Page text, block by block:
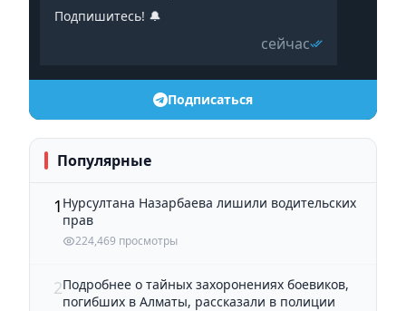
Подпишитесь! 🔔
сейчас
Подписаться
Популярные
1 Нурсултана Назарбаева лишили водительских
прав
224,469 просмотры
2Подробнее о тайных захоронениях боевиков,
погибших в Алматы, рассказали в полиции